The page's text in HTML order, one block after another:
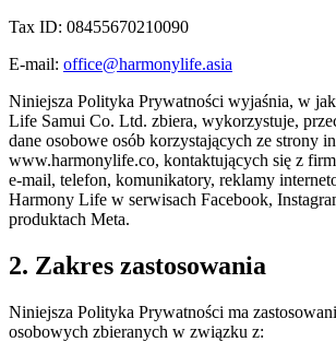
Tax ID: 08455670210090
E-mail: office@harmonylife.asia
Niniejsza Polityka Prywatności wyjaśnia, w
Life Samui Co. Ltd. zbiera, wykorzystuje,
dane osobowe osób korzystających ze strony
www.harmonylife.co, kontaktujących się z
e-mail, telefon, komunikatory, reklamy
Harmony Life w serwisach Facebook,
produktach Meta.
2. Zakres zastosowania
Niniejsza Polityka Prywatności ma
osobowych zbieranych w związku z: